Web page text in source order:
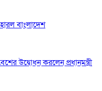
বাংলাদেশ
উদ্বোধন করলেন প্রধানমন্ত্রী